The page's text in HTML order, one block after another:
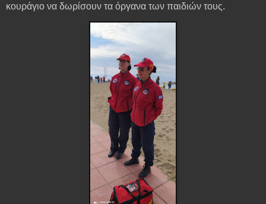
κουράγιο να δωρίσουν τα όργανα των παιδιών τους.